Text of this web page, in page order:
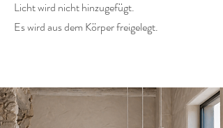
Licht wird nicht hinzugefügt.
Es wird aus dem Körper freigelegt.